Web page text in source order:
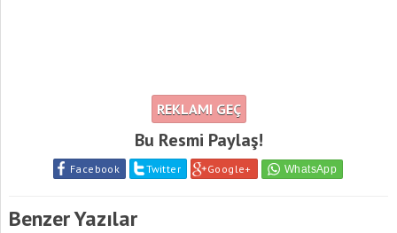
REKLAMI GEÇ
Bu Resmi Paylaş!
Facebook Twitter Google+
Benzer Yazılar